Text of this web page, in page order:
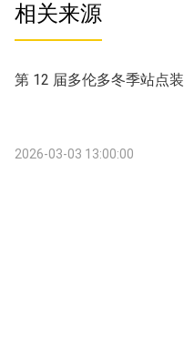
相关来源
第 12 届多伦多冬季站点
2026-03-03 13:00:00